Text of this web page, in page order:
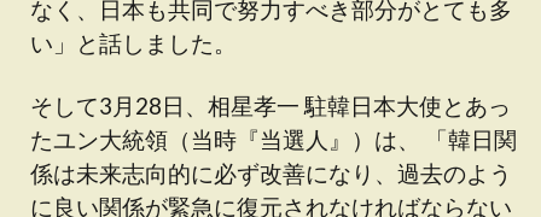
なく、日本も共同で努力すべき部分がとても多
い」と話しました。
そして3月28日、相星孝一 駐韓日本大使とあっ
たユン大統領（当時『当選人』）は、 「韓日関
係は未来志向的に必ず改善になり、過去のよう
に良い関係が緊急に復元されなければならない